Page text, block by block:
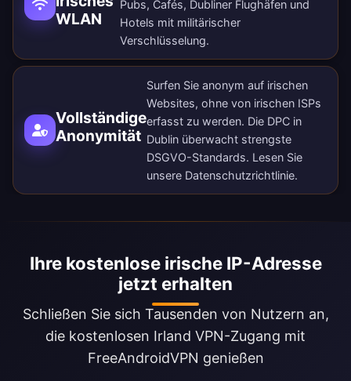
WLAN
Pubs, Cafés, Dubliner Flughäfen und
Hotels mit militärischer
Verschlüsselung.
Vollständige
Anonymität
Surfen Sie anonym auf irischen
Websites, ohne von irischen ISPs
erfasst zu werden. Die DPC in
Dublin überwacht strengste
DSGVO-Standards. Lesen Sie
unsere Datenschutzrichtlinie.
Ihre kostenlose irische IP-Adresse
jetzt erhalten
Schließen Sie sich Tausenden von Nutzern an,
die kostenlosen Irland VPN-Zugang mit
FreeAndroidVPN genießen